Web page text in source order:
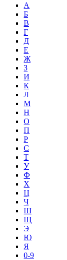
А
Б
В
Г
Д
Е
Ж
З
И
К
Л
М
Н
О
П
Р
С
Т
У
Ф
Х
Ц
Ч
Ш
Щ
Э
Ю
Я
0-9